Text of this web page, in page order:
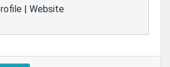
| Website